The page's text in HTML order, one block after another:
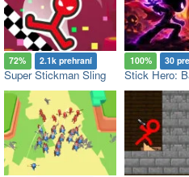
72% 2.1k prehraní
Super Stickman Sling
100% 30